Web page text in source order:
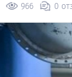
966 0